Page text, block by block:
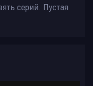
серий. Пустая